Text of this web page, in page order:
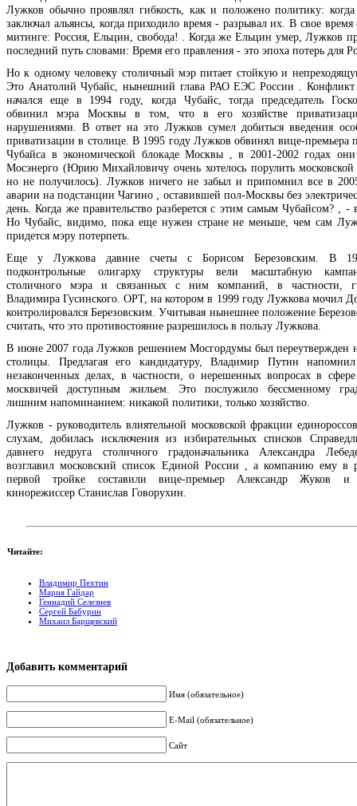
Лужков обычно проявлял гибкость, как и положено политику:
заключал альянсы, когда приходило время - разрывал их. В свое
митинге: Россия, Ельцин, свобода! . Когда же Ельцин умер, Лужков
последний путь словами: Время его правления - это эпоха потерь для
Но к одному человеку столичный мэр питает стойкую и
Это Анатолий Чубайс, нынешний глава РАО ЕЭС России .
начался еще в 1994 году, когда Чубайс, тогда председатель
обвинил мэра Москвы в том, что в его хозяйстве
нарушениями. В ответ на это Лужков сумел добиться введения
приватизации в столице. В 1995 году Лужков обвинял вице-премьера
Чубайса в экономической блокаде Москвы , в 2001-2002 годах они
Мосэнерго (Юрию Михайловичу очень хотелось порулить московской
но не получилось). Лужков ничего не забыл и припомнил все в
аварии на подстанции Чагино , оставившей пол-Москвы без
день. Когда же правительство разберется с этим самым Чубайсом? ,
Но Чубайс, видимо, пока еще нужен стране не меньше, чем сам
придется мэру потерпеть.
Еще у Лужкова давние счеты с Борисом Березовским. В
подконтрольные олигарху структуры вели масштабную
столичного мэра и связанных с ним компаний, в частности,
Владимира Гусинского. ОРТ, на котором в 1999 году Лужкова мочил
контролировался Березовским. Учитывая нынешнее положение
считать, что это противостояние разрешилось в пользу Лужкова.
В июне 2007 года Лужков решением Мосгордумы был переутвержден
столицы. Предлагая его кандидатуру, Владимир Путин
незаконченных делах, в частности, о нерешенных вопросах в сфере
москвичей доступным жильем. Это послужило бессменному
лишним напоминанием: никакой политики, только хозяйство.
Лужков - руководитель влиятельной московской фракции
слухам, добилась исключения из избирательных списков
давнего недруга столичного градоначальника Александра
возглавил московский список Единой России , а компанию ему в
первой тройке составили вице-премьер Александр Жуков и
кинорежиссер Станислав Говорухин.
Читайте:
Владимир Пехтин
Мария Гайдар
Геннадий Селезнев
Сергей Бабурин
Михаил Барщевский
Добавить комментарий
Имя (обязательное)
E-Mail (обязательное)
Сайт